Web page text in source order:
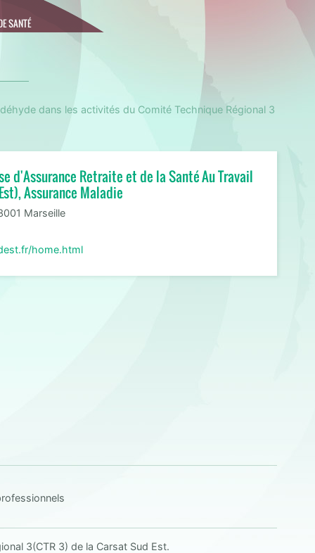
SANTÉ
dans les activités du Comité Technique Régional 3
d'Assurance Retraite et de la Santé Au Travail
Assurance Maladie
Marseille
home.html
3(CTR 3) de la Carsat Sud Est.